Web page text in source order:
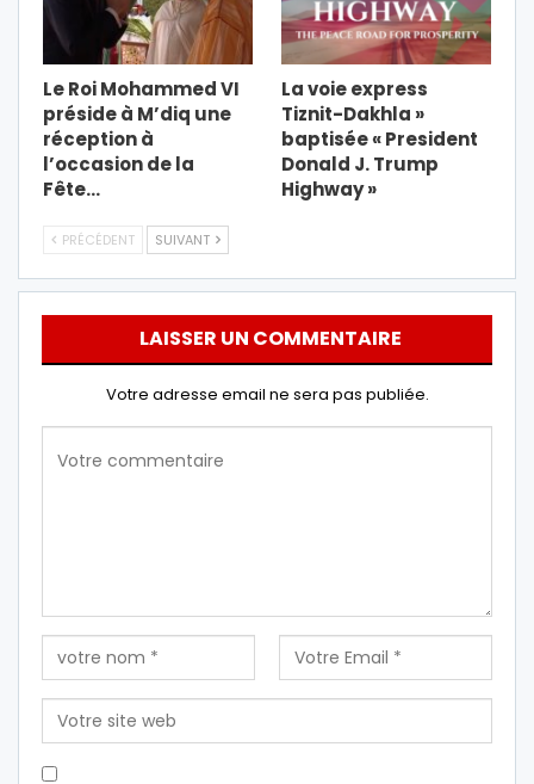
Le Roi Mohammed VI
préside à M’diq une
réception à
l’occasion de la
Fête…
La voie express
Tiznit-Dakhla »
baptisée « President
Donald J. Trump
Highway »
PRÉCÉDENT SUIVANT
LAISSER UN COMMENTAIRE
Votre adresse email ne sera pas publiée.